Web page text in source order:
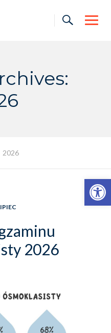
Otwórz pasek narzędzi
2026
2026